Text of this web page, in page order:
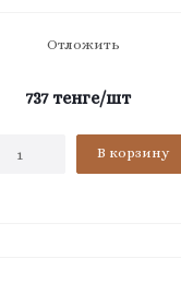
Отложить
737тенге/шт
В корзину